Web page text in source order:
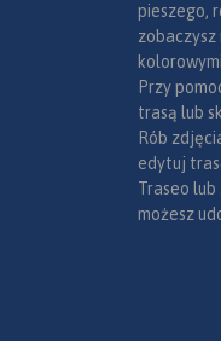
pieszego,
zobaczysz
Przy
trasą lub
Rób
edytuj
Traseo
możesz